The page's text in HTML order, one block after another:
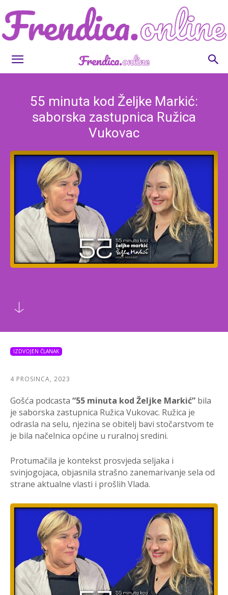
Frendica.online
55 minuta kod Željke Markić:
saborska zastupnica Ružica
Vukovac
IZDVOJEN ČLANAK
4 PROSINCA, 2023
Gošća podcasta “55 minuta kod Željke Markić” bila
je saborska zastupnica Ružica Vukovac. Ružica je
odrasla na selu, njezina se obitelj bavi stočarstvom te
je bila načelnica općine u ruralnoj sredini.
Protumačila je kontekst prosvjeda seljaka i
svinjogojaca, objasnila strašno zanemarivanje sela od
strane aktualne vlasti i prošlih Vlada.